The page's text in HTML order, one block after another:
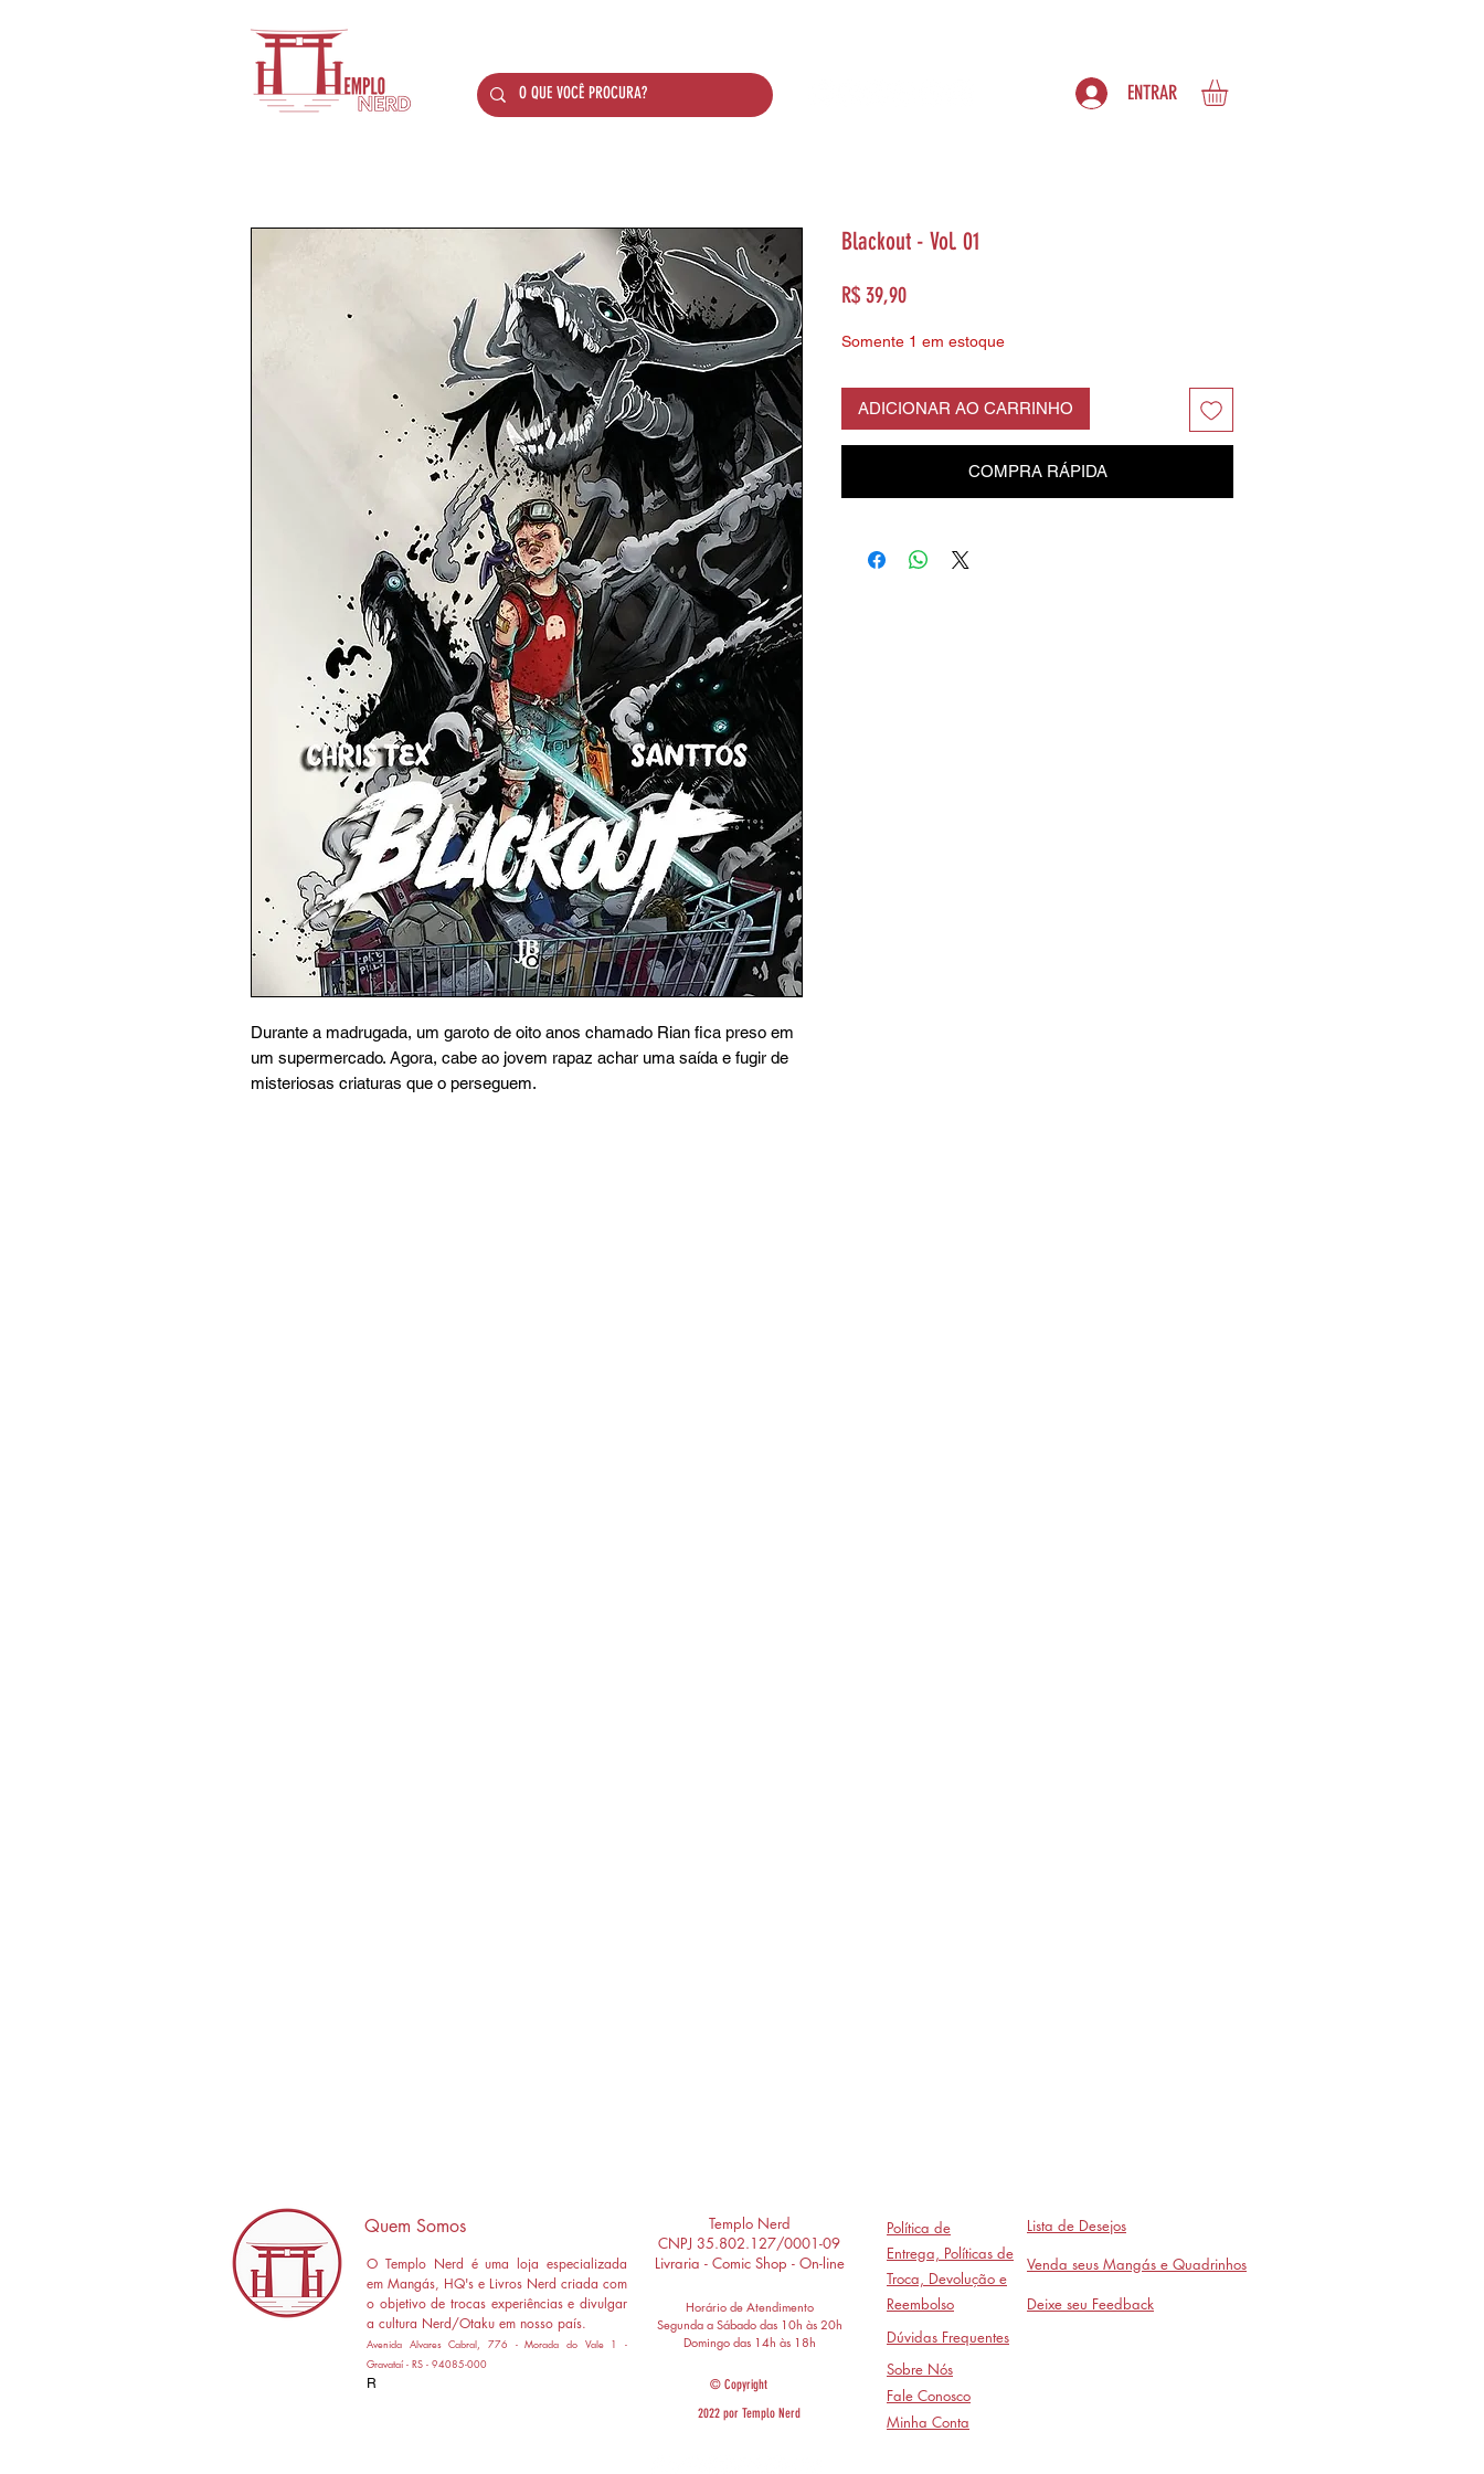
ENTRAR
Durante a madrugada, um garoto de oito anos chamado Rian fica preso em
um supermercado. Agora, cabe ao jovem rapaz achar uma saída e fugir de
misteriosas criaturas que o perseguem.
Blackout - Vol. 01
R$ 39,90Preço
Somente 1 em estoque
ADICIONAR AO CARRINHO
COMPRA RÁPIDA
Quem Somos
O Templo Nerd é uma loja especializada
em Mangás, HQ's e Livros Nerd criada com
o objetivo de trocas experiências e divulgar
a cultura Nerd/Otaku em nosso país.
Avenida Alvares Cabral, 776 - Morada do Vale 1 -
Gravataí - RS - 94085-000
R
Templo Nerd
CNPJ 35.802.127/0001-09
Livraria - Comic Shop - On-line
Horário de Atendimento
Segunda a Sábado das 10h às 20h
Domingo das 14h às 18h
2022 por Templo Nerd
© Copyright
Política de
Entrega, Políticas de
Troca, Devolução e
Reembolso
Lista de Desejos
Venda seus Mangás e Quadrinhos
Deixe seu Feedback
Dúvidas Frequentes
Sobre Nós
Fale Conosco
Minha Conta